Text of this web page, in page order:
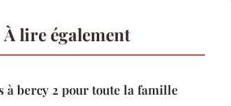
lire également
à bercy 2 pour toute la famille